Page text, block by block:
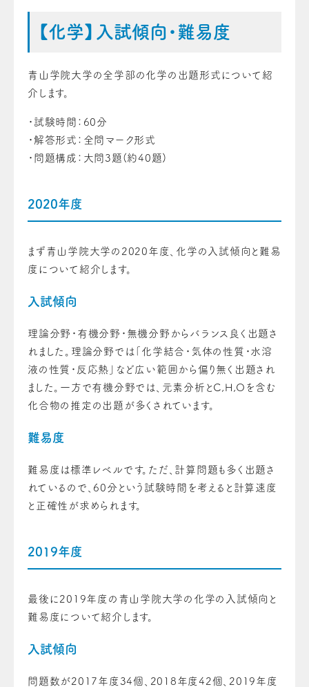
【化学】入試傾向・難易度
青山学院大学の全学部の化学の出題形式について紹
介します。
・試験時間：60分
・解答形式：全問マーク形式
・問題構成：大問3題(約40題)
2020年度
まず青山学院大学の2020年度、化学の入試傾向と難易
度について紹介します。
入試傾向
理論分野・有機分野・無機分野からバランス良く出題さ
れました。理論分野では「化学結合・気体の性質・水溶
液の性質・反応熱」など広い範囲から偏り無く出題され
ました。一方で有機分野では、元素分析とC,H,Oを含む
化合物の推定の出題が多くされています。
難易度
難易度は標準レベルです。ただ、計算問題も多く出題さ
れているので、60分という試験時間を考えると計算速度
と正確性が求められます。
2019年度
最後に2019年度の青山学院大学の化学の入試傾向と
難易度について紹介します。
入試傾向
問題数が2017年度34個、2018年度42個、2019年度